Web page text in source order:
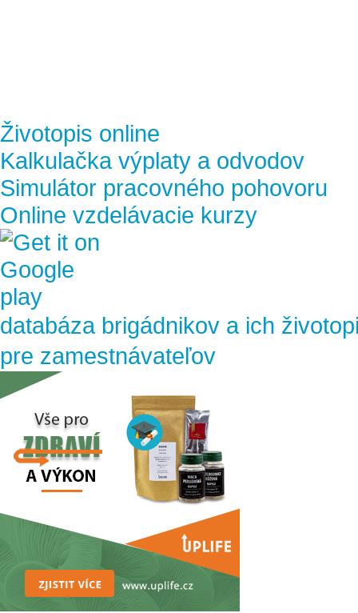
Životopis online
Kalkulačka výplaty a odvodov
Simulátor pracovného pohovoru
Online vzdelávacie kurzy
databáza brigádnikov a ich
pre zamestnávateľov